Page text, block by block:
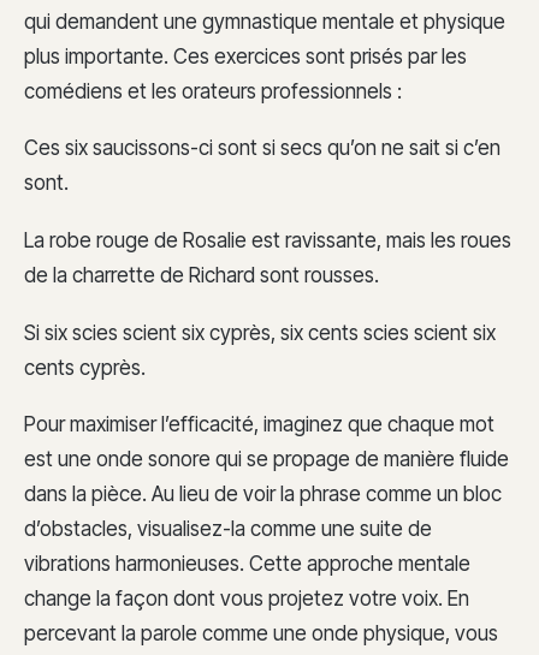
qui demandent une gymnastique mentale et physique
plus importante. Ces exercices sont prisés par les
comédiens et les orateurs professionnels :
Ces six saucissons-ci sont si secs qu’on ne sait si c’en
sont.
La robe rouge de Rosalie est ravissante, mais les roues
de la charrette de Richard sont rousses.
Si six scies scient six cyprès, six cents scies scient six
cents cyprès.
Pour maximiser l’efficacité, imaginez que chaque mot
est une onde sonore qui se propage de manière fluide
dans la pièce. Au lieu de voir la phrase comme un bloc
d’obstacles, visualisez-la comme une suite de
vibrations harmonieuses. Cette approche mentale
change la façon dont vous projetez votre voix. En
percevant la parole comme une onde physique, vous